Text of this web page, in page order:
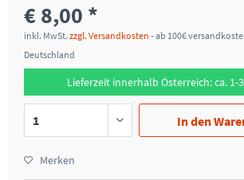
€ 8,00 *
inkl. MwSt. zzgl. Versandkosten - ab 100€
Deutschland
Lieferzeit innerhalb Österreich: ca. 1-
In den
Merken